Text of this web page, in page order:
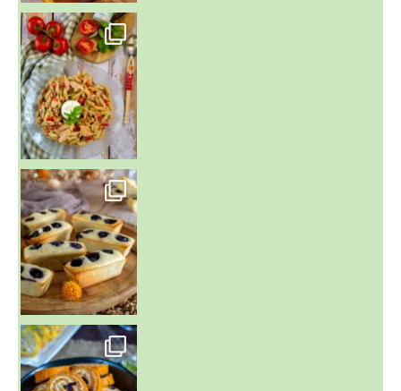
~ SALADE DE PÂTES AUX DEUX TOMATES THON ET BURRA
~ FINANCIERS MYRTILLES ET CITRON ~
Aujourd'hu